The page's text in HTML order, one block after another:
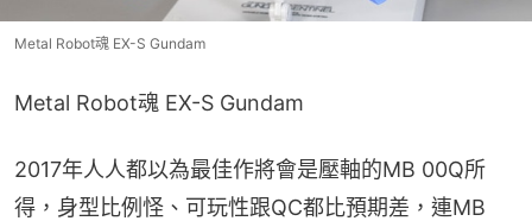
Metal Robot魂 EX-S Gundam
Metal Robot魂 EX-S Gundam
2017年人人都以為最佳作將會是壓軸的MB 00Q所
得，身型比例怪、可玩性跟QC都比預期差，連MB